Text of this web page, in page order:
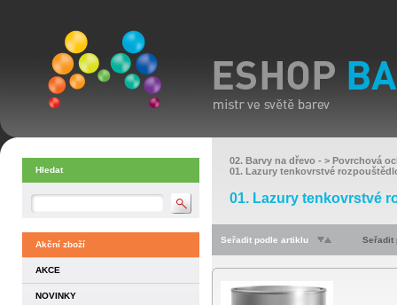
Hledat
Akční zboží
AKCE
NOVINKY
02. Barvy na dřevo - > Povrchová
01. Lazury tenkovrstvé
01. Lazury tenkovrstvé
Seřadit podle artiklu Seřadit